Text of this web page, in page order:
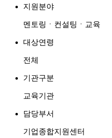
지원분야
멘토링ㆍ컨설팅ㆍ교육
대상연령
전체
기관구분
교육기관
담당부서
기업종합지원센터